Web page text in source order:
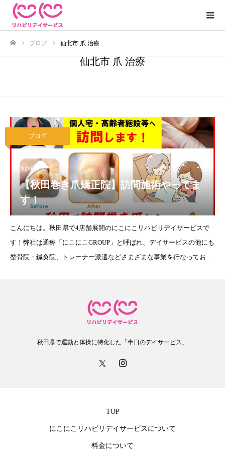
ブログ 仙北市 爪 治療
仙北市 爪 治療
ブログ
2024.11.27
【秋田巻き爪矯正院】訪問施術やってま
す！
こんにちは。秋田県で4店舗展開のにこにこリハビリデイサービスで
す！弊社は通称「にこにこGROUP」と呼ばれ、デイサービスの他にも
整骨院・鍼灸院、トレーナー派遣などさまざまな事業を行なっており
秋田県で運動と体操に特化した「半日のデイサービス」
TOP
にこにこリハビリデイサービスについて
料金について